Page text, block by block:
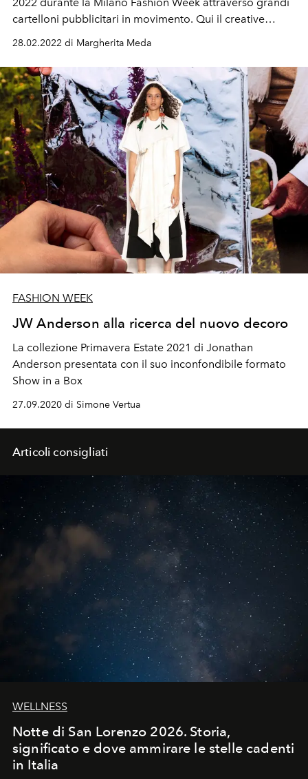
cartelloni pubblicitari in movimento. Qui il creative
director, Jonathan Anderson, racconta il behind the
scene della collezione
28.02.2022 di Margherita Meda
FASHION WEEK
JW Anderson alla ricerca del nuovo decoro
La collezione Primavera Estate 2021 di Jonathan
Anderson presentata con il suo inconfondibile formato
Show in a Box
27.09.2020 di Simone Vertua
Articoli consigliati
WELLNESS
Notte di San Lorenzo 2026. Storia,
significato e dove ammirare le stelle cadenti
in Italia